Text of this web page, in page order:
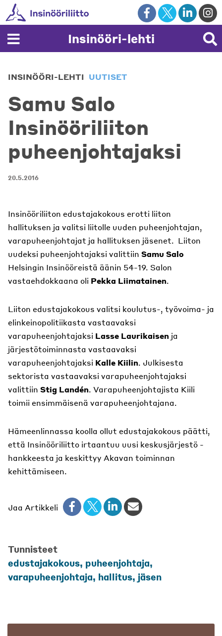
Skip
to
content
Insinööri-lehti
INSINÖÖRI-LEHTI UUTISET
Samu Salo
Insinööriliiton
puheenjohtajaksi
20.5.2016
Insinööriliiton edustajakokous erotti liiton
hallituksen ja valitsi liitolle uuden puheenjohtajan,
varapuheenjohtajat ja hallituksen jäsenet. Liiton
uudeksi puheenjohtajaksi valittiin Samu Salo
Helsingin Insinööreistä äänin 54-19. Salon
vastaehdokkaana oli Pekka Liimatainen.
Liiton edustajakokous valitsi koulutus-, työvoima- ja
elinkeinopolitiikasta vastaavaksi
varapuheenjohtajaksi Lasse Laurikaisen ja
järjestötoiminnasta vastaavaksi
varapuheenjohtajaksi Kalle Kiilin. Julkisesta
sektorista vastaavaksi varapuheenjohtajaksi
valittiin Stig Landén. Varapuheenjohtajista Kiili
toimii ensimmäisenä varapuheenjohtajana.
Hämeenlinnassa koolla ollut edustajakokous päätti,
että Insinööriliitto irtaantuu uusi keskusjärjestö -
hankkeesta ja keskittyy Akavan toiminnan
kehittämiseen.
Jaa Artikkeli
Tunnisteet
edustajakokous, puheenjohtaja,
varapuheenjohtaja, hallitus, jäsen